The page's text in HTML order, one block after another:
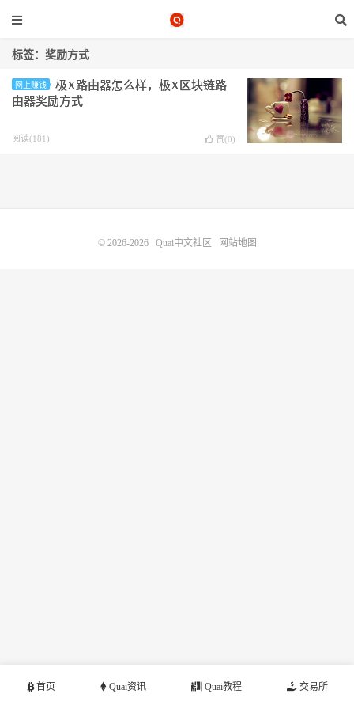
标签：奖励方式
网上赚钱
极X路由器怎么样，极X区块链路
由器奖励方式
阅读(181) 赞(0)
首页 Quai资讯 Quai教程 交易所
© 2026-2026 Quai中文社区 网站地图